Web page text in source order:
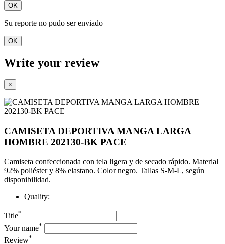
OK
Su reporte no pudo ser enviado
OK
Write your review
×
CAMISETA DEPORTIVA MANGA LARGA
HOMBRE 202130-BK PACE
Camiseta confeccionada con tela ligera y de secado rápido. Material
92% poliéster y 8% elastano. Color negro. Tallas S-M-L, según
disponibilidad.
Quality:
Title*
Your name*
Review*